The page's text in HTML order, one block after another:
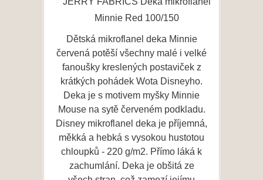
Minnie Red 100/150
Dětská mikroflanel deka Minnie
červená potěší všechny malé i velké
fanoušky kreslených postaviček z
krátkých pohádek Wota Disneyho.
Deka je s motivem myšky Minnie
Mouse na sytě červeném podkladu.
Disney mikroflanel deka je příjemná,
měkká a hebká s vysokou hustotou
chloupků - 220 g/m2. Přímo láká k
zachumlání. Deka je obšitá ze